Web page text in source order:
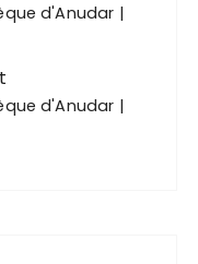
d'Anudar
d'Anudar